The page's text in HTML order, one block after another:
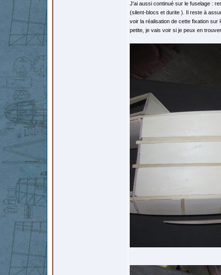
J'ai aussi continué sur le fuselage :
(silent-blocs et durite ). Il reste à
voir la réalisation de cette fixation sur
petite, je vais voir si je peux en